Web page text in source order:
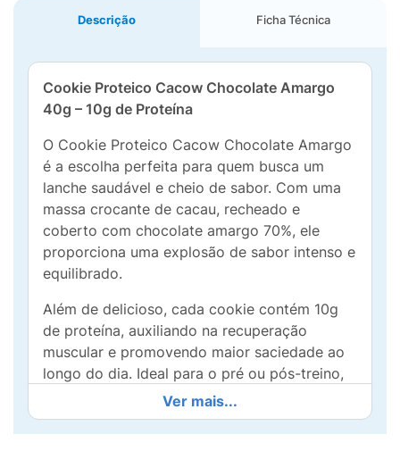
Descrição Ficha Técnica
Cookie Proteico Cacow Chocolate Amargo
40g – 10g de Proteína
O Cookie Proteico Cacow Chocolate Amargo
é a escolha perfeita para quem busca um
lanche saudável e cheio de sabor. Com uma
massa crocante de cacau, recheado e
coberto com chocolate amargo 70%, ele
proporciona uma explosão de sabor intenso e
equilibrado.
Além de delicioso, cada cookie contém 10g
de proteína, auxiliando na recuperação
muscular e promovendo maior saciedade ao
longo do dia. Ideal para o pré ou pós-treino,
ou como uma opção prática e nutritiva para
seu dia a dia. Experimente o equilíbrio
perfeito entre crocância, cremosidade e
Ver mais...